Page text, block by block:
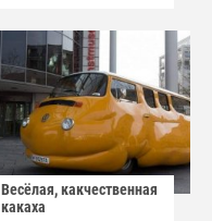
Весёлая, какчественная
какаха